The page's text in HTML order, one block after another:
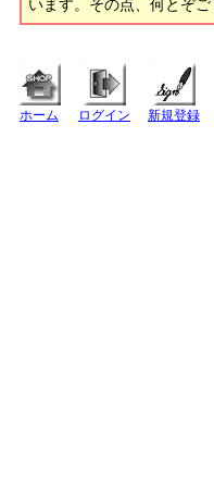
います。その点、何とぞご
ホーム ログイン 新規登録